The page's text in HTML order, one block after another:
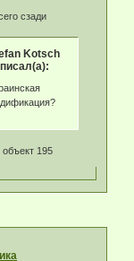
сзади
Kotsch
195